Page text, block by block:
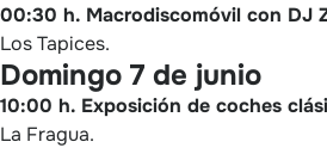
00:30 h. Macrodiscomóvil con DJ
Los Tapices.
Domingo 7 de junio
10:00 h. Exposición de coches
La Fragua.